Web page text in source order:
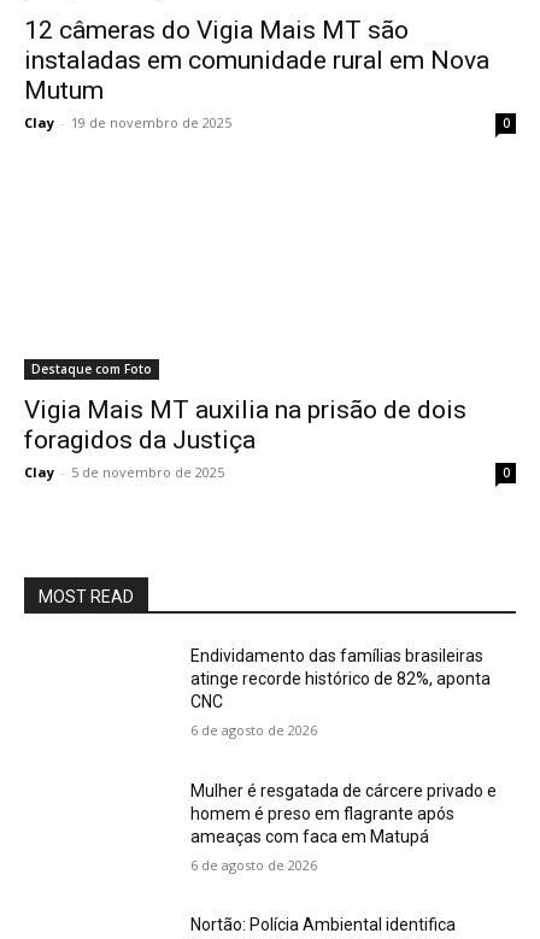
12 câmeras do Vigia Mais MT são
instaladas em comunidade rural em Nova
Mutum
Clay - 19 de novembro de 2025 0
Destaque com Foto
Vigia Mais MT auxilia na prisão de dois
foragidos da Justiça
Clay - 5 de novembro de 2025 0
MOST READ
Endividamento das famílias brasileiras
atinge recorde histórico de 82%, aponta
CNC
6 de agosto de 2026
Mulher é resgatada de cárcere privado e
homem é preso em flagrante após
ameaças com faca em Matupá
6 de agosto de 2026
Nortão: Polícia Ambiental identifica